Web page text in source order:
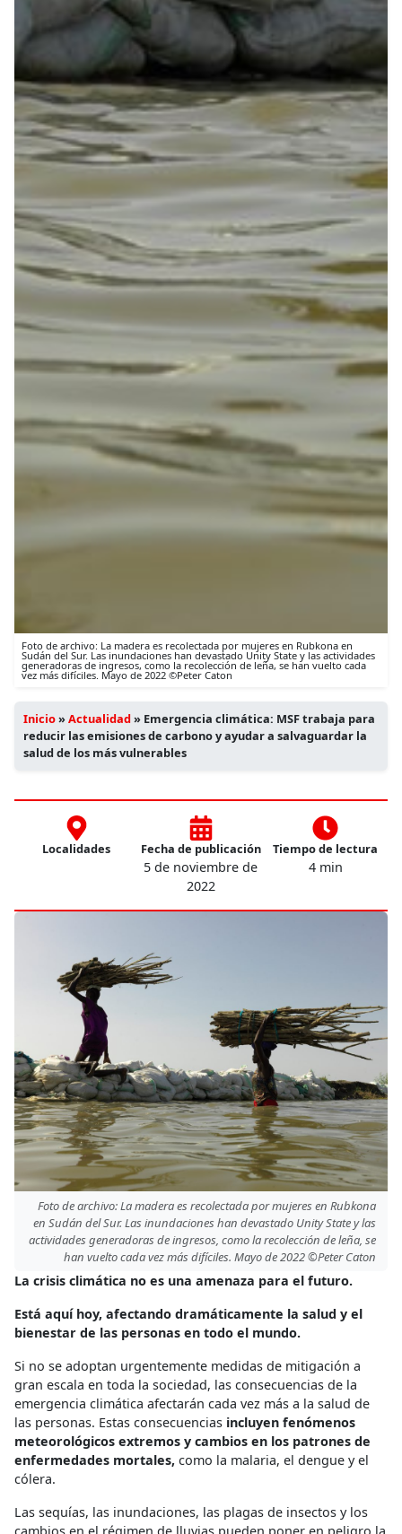
Foto de archivo: La madera es recolectada por mujeres en Rubkona en
Sudán del Sur. Las inundaciones han devastado Unity State y las actividades
generadoras de ingresos, como la recolección de leña, se han vuelto cada
vez más difíciles. Mayo de 2022 ©Peter Caton
Inicio»Actualidad» Emergencia climática: MSF trabaja para
reducir las emisiones de carbono y ayudar a salvaguardar la
salud de los más vulnerables
Localidades Fecha de publicación
5 de noviembre de
2022
Tiempo de lectura
4 min
Foto de archivo: La madera es recolectada por mujeres en Rubkona
en Sudán del Sur. Las inundaciones han devastado Unity State y las
actividades generadoras de ingresos, como la recolección de leña, se
han vuelto cada vez más difíciles. Mayo de 2022 ©Peter Caton
La crisis climática no es una amenaza para el futuro.
Está aquí hoy, afectando dramáticamente la salud y el
bienestar de las personas en todo el mundo.
Si no se adoptan urgentemente medidas de mitigación a
gran escala en toda la sociedad, las consecuencias de la
emergencia climática afectarán cada vez más a la salud de
las personas. Estas consecuencias incluyen fenómenos
meteorológicos extremos y cambios en los patrones de
enfermedades mortales, como la malaria, el dengue y el
cólera.
Las sequías, las inundaciones, las plagas de insectos y los